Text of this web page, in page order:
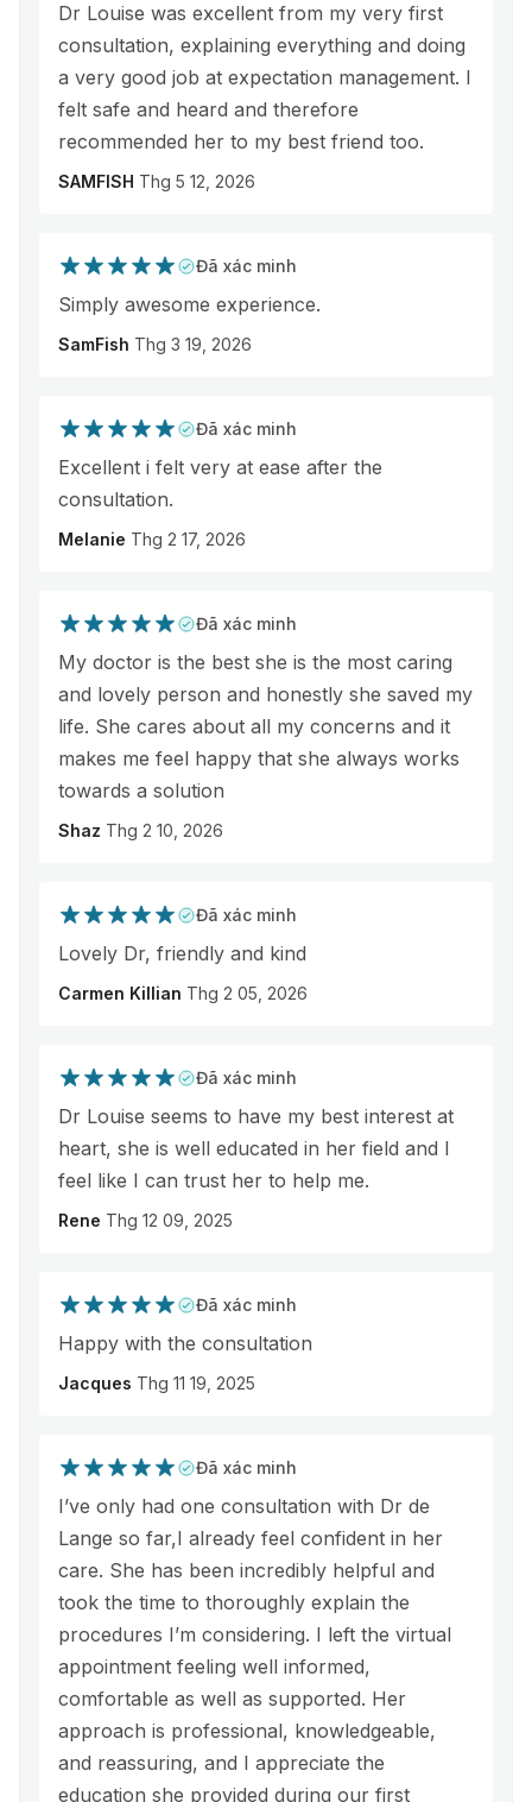
Dr Louise was excellent from my very first
consultation, explaining everything and doing
a very good job at expectation management. I
felt safe and heard and therefore
recommended her to my best friend too.
SAMFISH Thg 5 12, 2026
Đã xác minh
Simply awesome experience.
SamFish Thg 3 19, 2026
Đã xác minh
Excellent i felt very at ease after the
consultation.
Melanie Thg 2 17, 2026
Đã xác minh
My doctor is the best she is the most caring
and lovely person and honestly she saved my
life. She cares about all my concerns and it
makes me feel happy that she always works
towards a solution
Shaz Thg 2 10, 2026
Đã xác minh
Lovely Dr, friendly and kind
Carmen Killian Thg 2 05, 2026
Đã xác minh
Dr Louise seems to have my best interest at
heart, she is well educated in her field and I
feel like I can trust her to help me.
Rene Thg 12 09, 2025
Đã xác minh
Happy with the consultation
Jacques Thg 11 19, 2025
Đã xác minh
I’ve only had one consultation with Dr de
Lange so far,I already feel confident in her
care. She has been incredibly helpful and
took the time to thoroughly explain the
procedures I’m considering. I left the virtual
appointment feeling well informed,
comfortable as well as supported. Her
approach is professional, knowledgeable,
and reassuring, and I appreciate the
education she provided during our first